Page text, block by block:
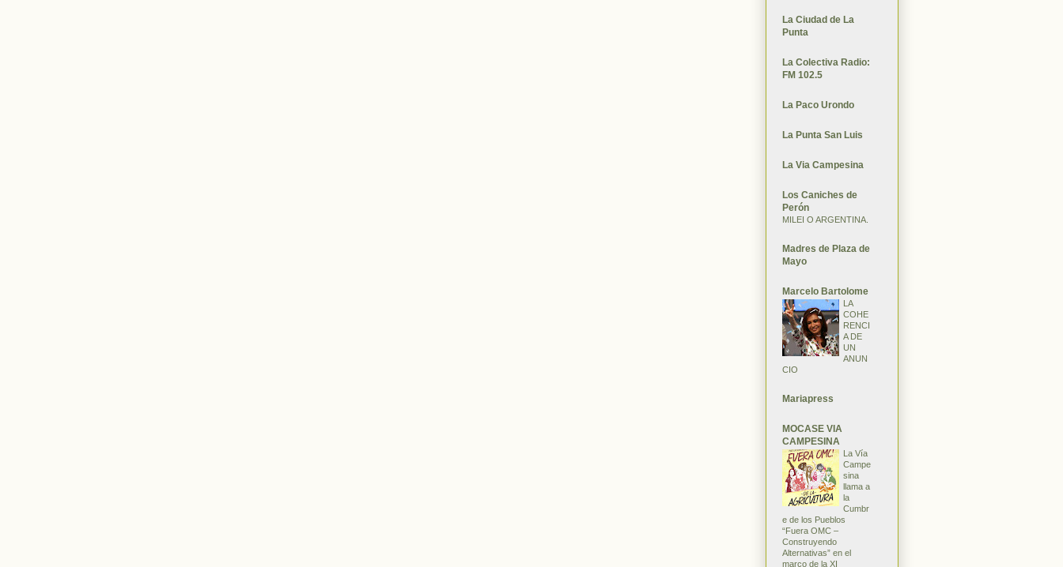
La Ciudad de La
Punta
La Colectiva Radio:
FM 102.5
La Paco Urondo
La Punta San Luis
La Via Campesina
Los Caniches de
Perón
MILEI O ARGENTINA.
Madres de Plaza de
Mayo
Marcelo Bartolome
LA
COHE
RENCI
A DE
UN
ANUN
CIO
Mariapress
MOCASE VIA
CAMPESINA
La Vía
Campe
sina
llama a
la
Cumbr
e de los Pueblos
“Fuera OMC –
Construyendo
Alternativas” en el
marco de la XI